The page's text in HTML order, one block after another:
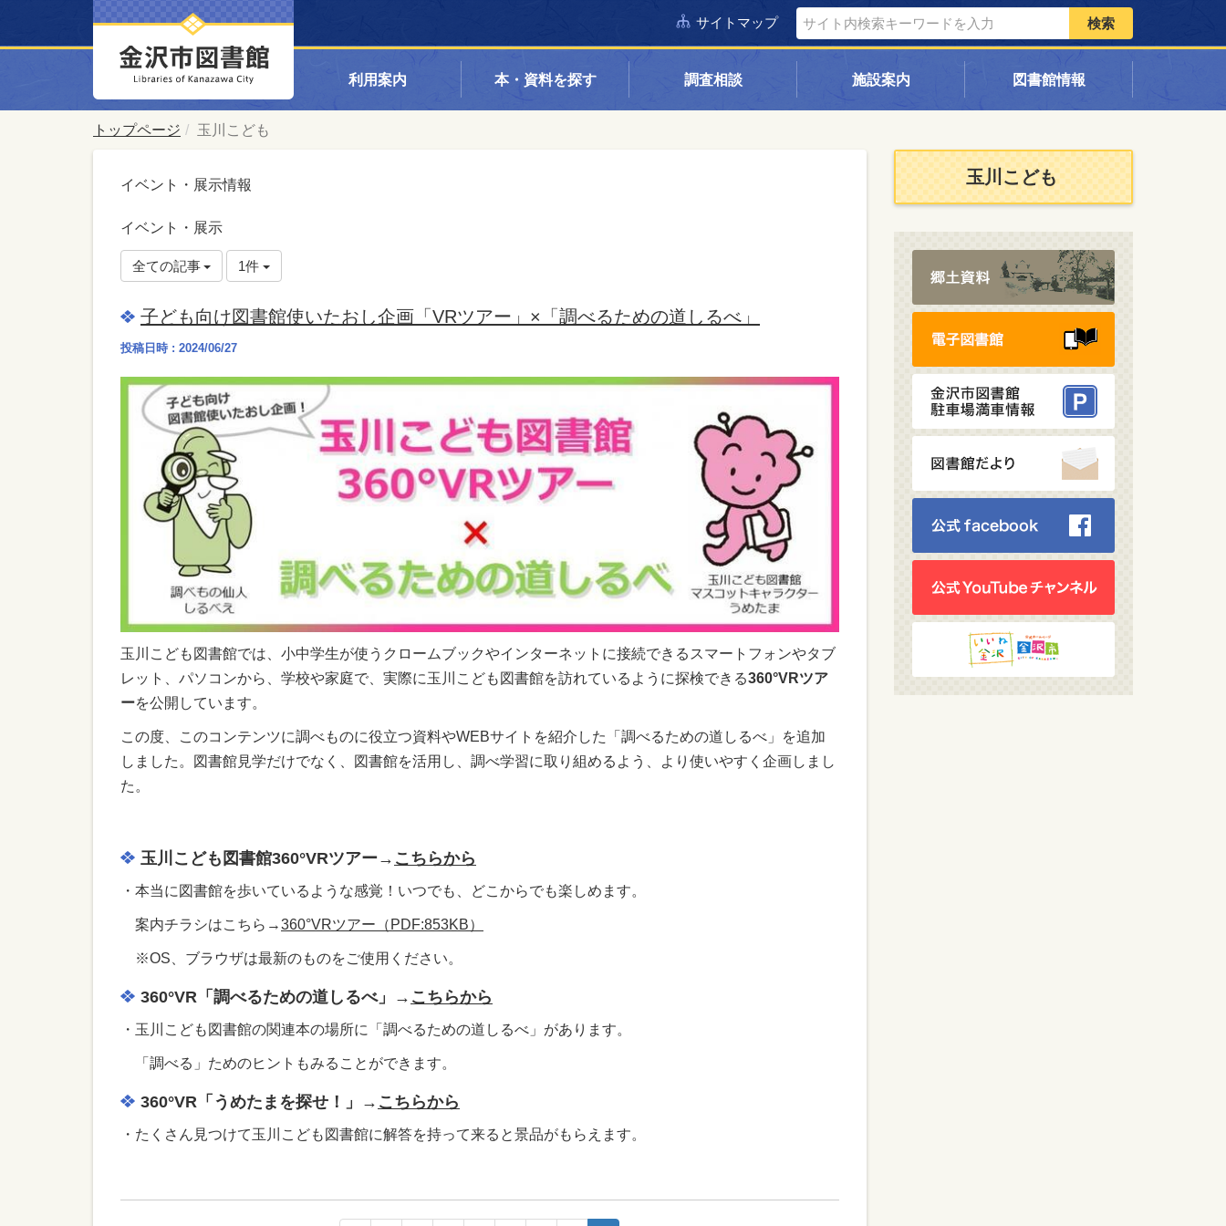
サイトマップ 検索
利用案内 本・資料を探す 調査相談 施設案内 図書館情報
トップページ 玉川こども
イベント・展示情報
イベント・展示
全ての記事 1件
子ども向け図書館使いたおし企画「VRツアー」×「調べるための道しるべ」
投稿日時 : 2024/06/27
玉川こども図書館では、小中学生が使うクロームブックやインターネットに接続できるスマートフォンやタブ
レット、パソコンから、学校や家庭で、実際に玉川こども図書館を訪れているように探検できる360°VRツア
ーを公開しています。
この度、このコンテンツに調べものに役立つ資料やWEBサイトを紹介した「調べるための道しるべ」を追加
しました。図書館見学だけでなく、図書館を活用し、調べ学習に取り組めるよう、より使いやすく企画しまし
た。
玉川こども図書館360°VRツアー→ こちらから
・本当に図書館を歩いているような感覚！いつでも、どこからでも楽しめます。
案内チラシはこちら→360°VRツアー（PDF:853KB）
※OS、ブラウザは最新のものをご使用ください。
360°VR「調べるための道しるべ」→ こちらから
・玉川こども図書館の関連本の場所に「調べるための道しるべ」があります。
「調べる」ためのヒントもみることができます。
360°VR「うめたまを探せ！」→ こちらから
・たくさん見つけて玉川こども図書館に解答を持って来ると景品がもらえます。
玉川こども